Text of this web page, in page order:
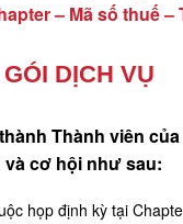
– Mã số thuế –
DỊCH VỤ
Thành viên
cơ hội như sau:
họp định kỳ tại